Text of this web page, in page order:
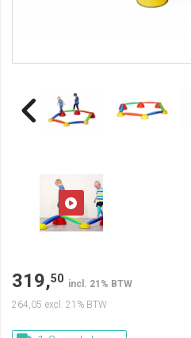
319,50 incl. 21% BTW
264,05 excl. 21% BTW